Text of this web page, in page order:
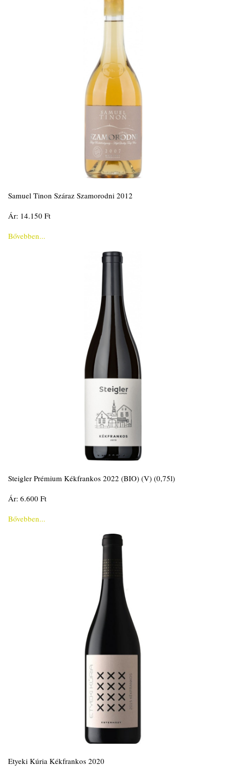
Samuel Tinon Száraz Szamorodni 2012
Ár: 14.150 Ft
Bővebben...
Steigler Prémium Kékfrankos 2022 (BIO) (V) (0,75l)
Ár: 6.600 Ft
Bővebben...
Etyeki Kúria Kékfrankos 2020